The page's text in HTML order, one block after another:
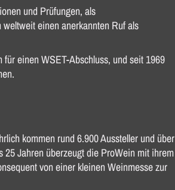
und Prüfungen, als
einen anerkannten Ruf als
einen WSET-Abschluss, und seit 1969
kommen rund 6.900 Aussteller und über
25 Jahren überzeugt die ProWein mit ihrem
von einer kleinen Weinmesse zur